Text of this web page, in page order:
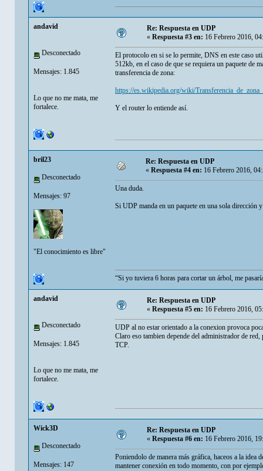
andavid
Desconectado
Mensajes: 1.845
Lo que no me mata, me
fortalece.
Re: Respuesta en UDP
« Respuesta #3 en: 16 Febrero 2016,
El protocolo en si se lo permite, DNS en este caso
512kb, en el caso de que se requiera un paquete de
transferencia de zona:
https://es.wikipedia.org/wiki/
Y el router lo entiende así.
bril23
Desconectado
Mensajes: 97
"El conocimiento es libre"
Re: Respuesta en UDP
«Respuesta #4 en:16 Febrero 2016,
Una duda.
Si UDP manda en un paquete en una sola dirección
“Si yo tuviera 6 horas para cortar un árbol, me
andavid
Desconectado
Mensajes: 1.845
Lo que no me mata, me
fortalece.
Re: Respuesta en UDP
« Respuesta #5 en: 16 Febrero 2016,
UDP al no estar orientado a la conexion provoca
Claro eso tambien depende del administrador de
TCP.
Wick3D
Desconectado
Mensajes: 147
Re: Respuesta en UDP
«Respuesta #6 en:16 Febrero 2016,
Poniendolo de manera más gráfica, haceos a la idea
mantener conexión en todo momento, con por